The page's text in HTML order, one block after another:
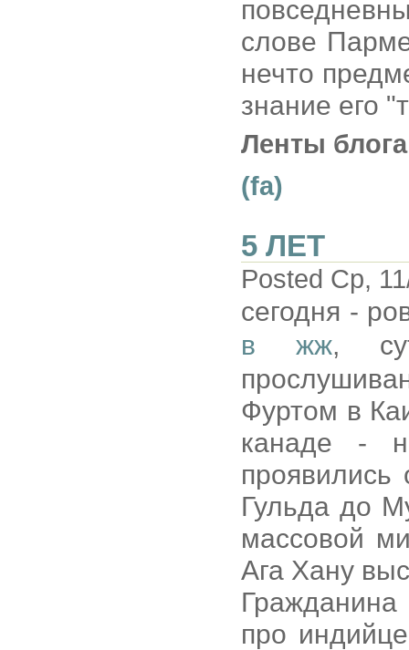
слове
нечто
знание его
Ленты
(fa)
5 ЛЕТ
Posted Ср,
сегодня -
в жж,
Фуртом в
канаде -
проявились
Гульда до
массовой
Ага Хану
про